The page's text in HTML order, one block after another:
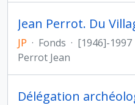
JP · Fonds · [1946]-1997
Perrot Jean